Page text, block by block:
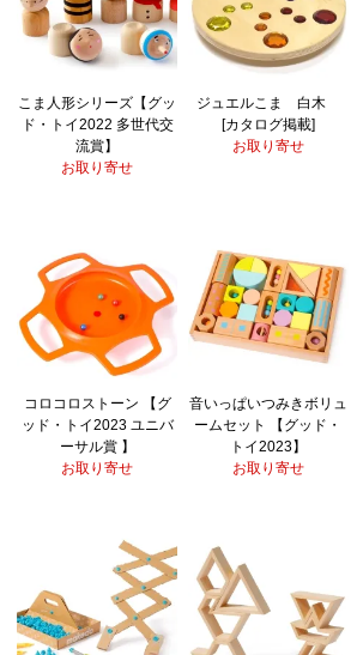
こま人形シリーズ【グッ
ド・トイ2022 多世代交
流賞】
お取り寄せ
ジュエルこま 白木
[カタログ掲載]
お取り寄せ
コロコロストーン 【グ
ッド・トイ2023 ユニバ
ーサル賞 】
お取り寄せ
音いっぱいつみきボリュ
ームセット 【グッド・
トイ2023】
お取り寄せ